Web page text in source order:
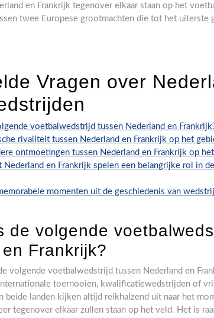
en Frankrijk tegenover elkaar staan op het
twee Europese grootmachten die tot het uiterste
Vragen over
voetbalwedstrijd tussen Nederland en
rivaliteit tussen Nederland en Frankrijk op het
ontmoetingen tussen Nederland en Frankrijk op
Nederland en Frankrijk spelen een belangrijke rol in
momenten uit de geschiedenis van
de volgende
Frankrijk?
volgende voetbalwedstrijd tussen Nederland en
toernooien, kwalificatiewedstrijden of
beide landen kijken altijd reikhalzend uit naar het
tegenover elkaar zullen staan op het veld. Het is